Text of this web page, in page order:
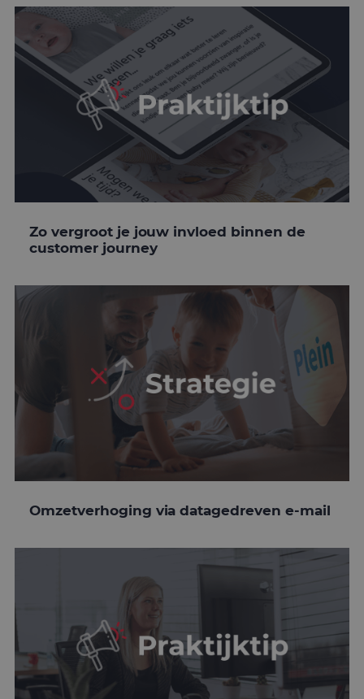
Zo vergroot je jouw invloed binnen de
customer journey
Omzetverhoging via datagedreven e-mail